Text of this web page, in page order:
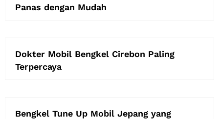
Panas dengan Mudah
Dokter Mobil Bengkel Cirebon Paling
Terpercaya
Bengkel Tune Up Mobil Jepang yang